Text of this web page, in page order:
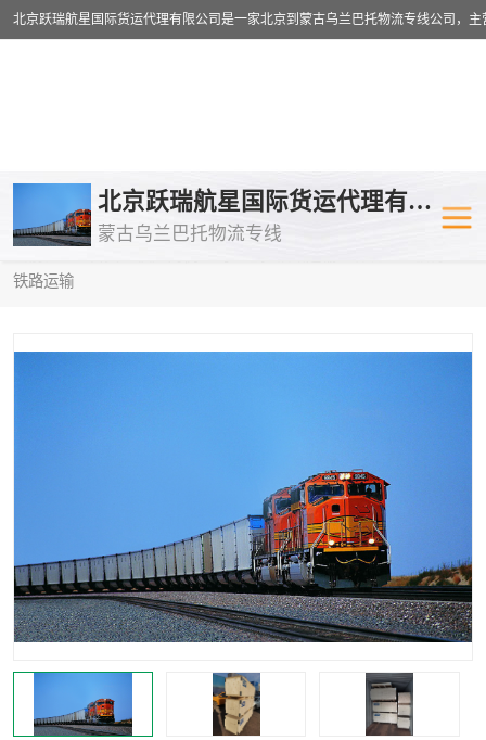
北京跃瑞航星国际货运代理有限公司
蒙古乌兰巴托物流专线
铁路运输
乌兰巴托物流专线 乌兰巴托铁
乌兰巴托公路运输
中欧班列
蒙古乌兰巴托双清包税 蒙古乌兰巴